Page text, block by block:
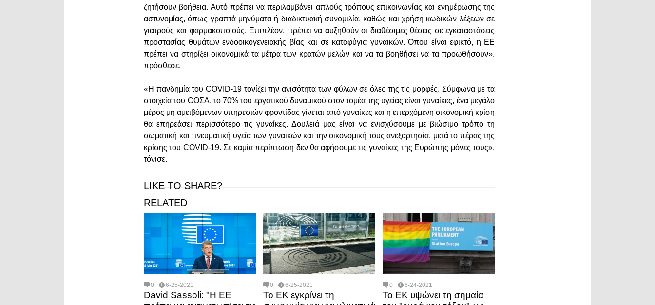
ζητήσουν βοήθεια. Αυτό πρέπει να περιλαμβάνει απλούς τρόπους επικοινωνίας και ενημέρωσης της
αστυνομίας, όπως γραπτά μηνύματα ή διαδικτυακή συνομιλία, καθώς και χρήση κωδικών λέξεων σε
γιατρούς και φαρμακοποιούς. Επιπλέον, πρέπει να αυξηθούν οι διαθέσιμες θέσεις σε εγκαταστάσεις
προστασίας θυμάτων ενδοοικογενειακής βίας και σε καταφύγια γυναικών. Όπου είναι εφικτό, η ΕΕ
πρέπει να στηρίξει οικονομικά τα μέτρα των κρατών μελών και να τα βοηθήσει να τα προωθήσουν»,
πρόσθεσε.
«Η πανδημία του COVID-19 τονίζει την ανισότητα των φύλων σε όλες της τις μορφές. Σύμφωνα με τα
στοιχεία του ΟΟΣΑ, το 70% του εργατικού δυναμικού στον τομέα της υγείας είναι γυναίκες, ένα μεγάλο
μέρος μη αμειβόμενων υπηρεσιών φροντίδας γίνεται από γυναίκες και η επερχόμενη οικονομική κρίση
θα επηρεάσει περισσότερο τις γυναίκες. Δουλειά μας είναι να ενισχύσουμε με βιώσιμο τρόπο τη
σωματική και πνευματική υγεία των γυναικών και την οικονομική τους ανεξαρτησία, μετά το πέρας της
κρίσης του COVID-19. Σε καμία περίπτωση δεν θα αφήσουμε τις γυναίκες της Ευρώπης μόνες τους»,
τόνισε.
LIKE TO SHARE?
RELATED
0 6-25-2021
David Sassoli: "Η ΕΕ
0 6-25-2021
Το ΕΚ εγκρίνει τη
0 6-24-2021
Το ΕΚ υψώνει τη σημαία